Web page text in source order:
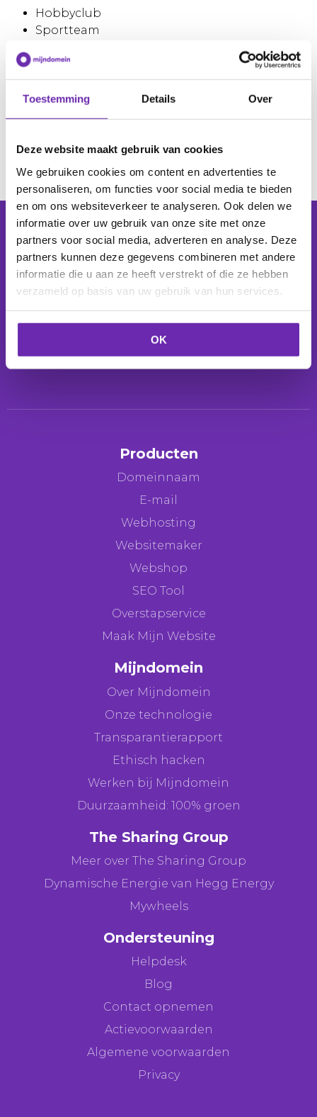
Toestemming Details Over
Deze website maakt gebruik van cookies
We gebruiken cookies om content en advertenties te
personaliseren, om functies voor social media te bieden
en om ons websiteverkeer te analyseren. Ook delen we
informatie over uw gebruik van onze site met onze
partners voor social media, adverteren en analyse. Deze
partners kunnen deze gegevens combineren met andere
informatie die u aan ze heeft verstrekt of die ze hebben
verzameld op basis van uw gebruik van hun services.
OK
Hobbyclub
Sportteam
Kookclub
Dansgroep
kiest voor het delen van jouw passie.
Kies je domeinnaam Controleer
De laatste 24 uur zijn er257 domeinnamen
1.039.282 domeinnamen
Producten
Domeinnaam
E-mail
Webhosting
Websitemaker
Webshop
SEO Tool
Overstapservice
Maak Mijn Website
Mijndomein
Over Mijndomein
Onze technologie
Transparantierapport
Ethisch hacken
Werken bij Mijndomein
Duurzaamheid: 100% groen
The Sharing Group
Meer over The Sharing Group
Dynamische Energie van Hegg Energy
Mywheels
Ondersteuning
Helpdesk
Blog
Contact opnemen
Actievoorwaarden
Algemene voorwaarden
Privacy